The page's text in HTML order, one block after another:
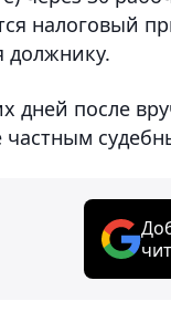
налоговый
должнику.
дней после
частным